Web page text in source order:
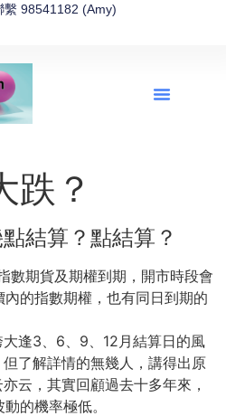
繫 98541182 (Amy)
跌？
結算？點結算？
數期貨及期權到期，開市時段會
的指數期權，也有同日到期的
逢3、6、9、12月結算日的風
了解詳情的無幾人，講得出原
云，其實回顧過去十多年來，
的機率極低。